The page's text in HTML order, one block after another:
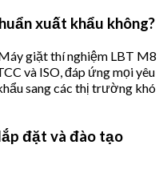
xuất khẩu không?
giặt thí nghiệm LBT M8
và ISO, đáp ứng mọi yêu
sang các thị trường khó
đặt và đào tạo